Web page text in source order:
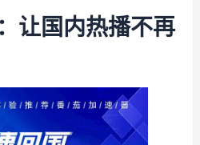
让国内热播不再